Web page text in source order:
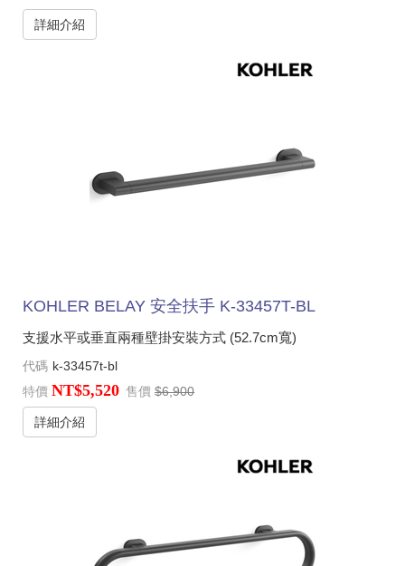
詳細介紹
KOHLER BELAY 安全扶手 K-33457T-BL
支援水平或垂直兩種壁掛安裝方式 (52.7cm寬)
代碼 k-33457t-bl
特價 NT$5,520 售價 $6,900
詳細介紹